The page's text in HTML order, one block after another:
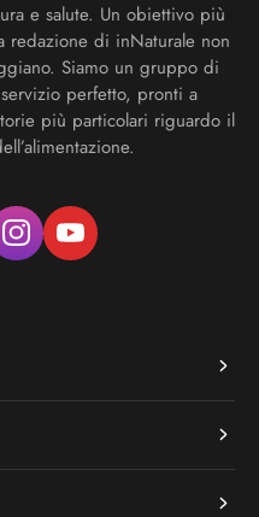
e salute. Un obiettivo più
redazione di inNaturale non
Siamo un gruppo di
perfetto, pronti a
più particolari riguardo il
instagramyoutube